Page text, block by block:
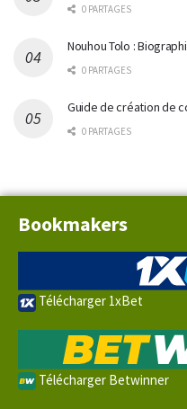
0 PARTAGES
Nouhou Tolo :
0 PARTAGES
Guide de création de
0 PARTAGES
Bookmakers
Télécharger 1xBet
Télécharger Betwinner